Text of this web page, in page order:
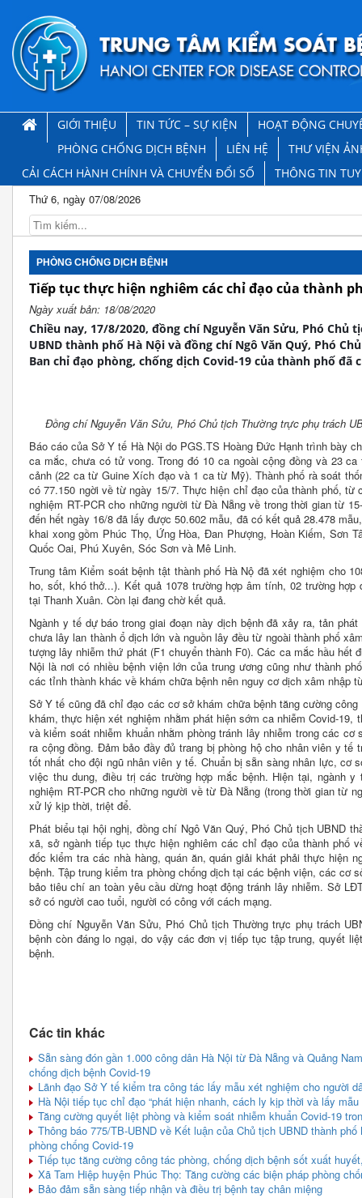
GIỚI THIỆU TIN TỨC – SỰ KIỆN
HOẠT ĐỘNG
PHÒNG CHỐNG DỊCH BỆNH
LIÊN HỆ
THƯ VIỆN
CẢI CÁCH HÀNH CHÍNH VÀ CHUYỂN ĐỔI SỐ
THÔNG TIN
Thứ 6, ngày 07/08/2026
PHÒNG CHỐNG DỊCH BỆNH
Tiếp tục thực hiện nghiêm các chỉ đạo của thành
Ngày xuất bản: 18/08/2020
Chiều nay, 17/8/2020, đồng chí Nguyễn Văn Sửu, Phó
UBND thành phố Hà Nội và đồng chí Ngô Văn Quý, Phó
Ban chỉ đạo phòng, chống dịch Covid-19 của thành phố đã
Đồng chí Nguyễn Văn Sửu, Phó Chủ tịch Thường trực phụ trách
Báo cáo của Sở Y tế Hà Nội do PGS.TS Hoàng Đức Hạnh trình bày
ca mắc, chưa có tử vong. Trong đó 10 ca ngoài cộng đồng và 23
cảnh (22 ca từ Guine Xích đạo và 1 ca từ Mỹ). Thành phố rà soát
có 77.150 ngời về từ ngày 15/7. Thực hiện chỉ đạo của thành phố, từ
nghiệm RT-PCR cho những người từ Đà Nẵng về trong thời gian từ
đến hết ngày 16/8 đã lấy được 50.602 mẫu, đã có kết quả 28.478
khai xong gồm Phúc Thọ, Ứng Hòa, Đan Phượng, Hoàn Kiếm, Sơn
Quốc Oai, Phú Xuyên, Sóc Sơn và Mê Linh.
Trung tâm Kiểm soát bệnh tật thành phố Hà Nộ đã xét nghiệm cho
ho, sốt, khó thở...). Kết quả 1078 trường hợp âm tính, 02 trường
tại Thanh Xuân. Còn lại đang chờ kết quả.
Ngành y tế dự báo trong giai đoạn này dịch bệnh đã xảy ra, tản
chưa lây lan thành ổ dịch lớn và nguồn lây đều từ ngoài thành phố
tượng lây nhiễm thứ phát (F1 chuyển thành F0). Các ca mắc hầu hết
Nội là nơi có nhiều bệnh viện lớn của trung ương cũng như thành
các tỉnh thành khác về khám chữa bệnh nên nguy cơ dịch xâm nhập
Sở Y tế cũng đã chỉ đạo các cơ sở khám chữa bệnh tăng cường
khám, thực hiện xét nghiệm nhằm phát hiện sớm ca nhiễm Covid-
và kiểm soát nhiễm khuẩn nhằm phòng tránh lây nhiễm trong các
ra cộng đồng. Đảm bảo đầy đủ trang bị phòng hộ cho nhân viên y tế
tốt nhất cho đội ngũ nhân viên y tế. Chuẩn bị sẵn sàng nhân lực, cơ
việc thu dung, điều trị các trường hợp mắc bệnh. Hiện tại, ngành
nghiệm RT-PCR cho những người về từ Đà Nẵng (trong thời gian từ
xử lý kịp thời, triệt để.
Phát biểu tại hội nghị, đồng chí Ngô Văn Quý, Phó Chủ tịch UBND
xã, sở ngành tiếp tục thực hiện nghiêm các chỉ đạo của thành phố
đốc kiểm tra các nhà hàng, quán ăn, quán giải khát phải thực hiện
bệnh. Tập trung kiểm tra phòng chống dịch tại các bệnh viện, các cơ
bảo tiêu chí an toàn yêu cầu dừng hoạt động tránh lây nhiễm. Sở
sở có người cao tuổi, người có công với cách mạng.
Đồng chí Nguyễn Văn Sửu, Phó Chủ tịch Thường trực phụ trách
bệnh còn đáng lo ngại, do vậy các đơn vị tiếp tục tập trung, quyết
bệnh.
Các tin khác
Sẵn sàng đón gần 1.000 công dân Hà Nội từ Đà Nẵng và Quảng
chống dịch bệnh Covid-19
Lãnh đạo Sở Y tế kiểm tra công tác lấy mẫu xét nghiệm cho người
Hà Nội tiếp tục chỉ đạo “phát hiện nhanh, cách ly kịp thời và lấy mẫu
Tăng cường quyết liệt phòng và kiểm soát nhiễm khuẩn Covid-19
Thông báo 775/TB-UBND về Kết luận của Chủ tịch UBND thành
phòng chống Covid-19
Tiếp tục tăng cường công tác phòng, chống dịch bệnh sốt xuất
Xã Tam Hiệp huyện Phúc Thọ: Tăng cường các biện pháp phòng
Bảo đảm sẵn sàng tiếp nhận và điều trị bệnh tay chân miệng